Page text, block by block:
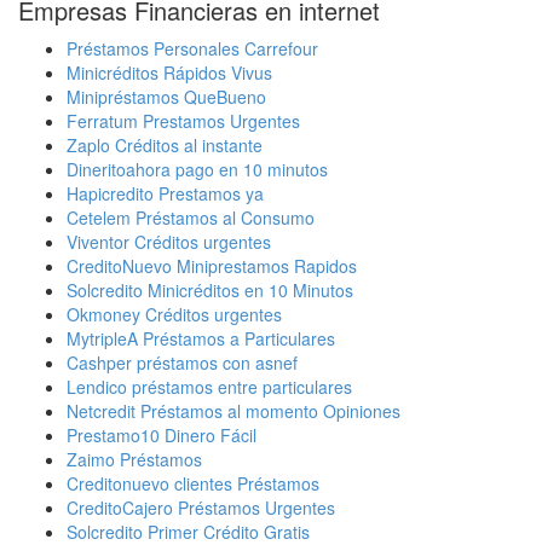
Empresas Financieras en internet
Préstamos Personales Carrefour
Minicréditos Rápidos Vivus
Minipréstamos QueBueno
Ferratum Prestamos Urgentes
Zaplo Créditos al instante
Dineritoahora pago en 10 minutos
Hapicredito Prestamos ya
Cetelem Préstamos al Consumo
Viventor Créditos urgentes
CreditoNuevo Miniprestamos Rapidos
Solcredito Minicréditos en 10 Minutos
Okmoney Créditos urgentes
MytripleA Préstamos a Particulares
Cashper préstamos con asnef
Lendico préstamos entre particulares
Netcredit Préstamos al momento Opiniones
Prestamo10 Dinero Fácil
Zaimo Préstamos
Creditonuevo clientes Préstamos
CreditoCajero Préstamos Urgentes
Solcredito Primer Crédito Gratis